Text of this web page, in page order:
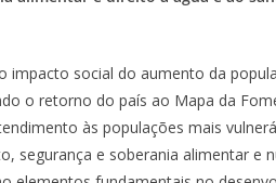
impacto social do aumento da
o retorno do país ao Mapa da
às populações mais
segurança e soberania alimentar e